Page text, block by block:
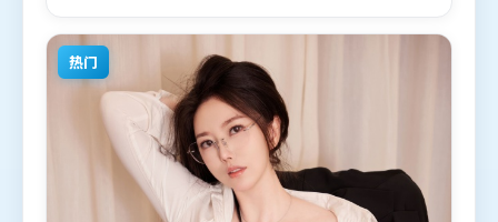
上线，适合喜欢科幻题材的观众观看。
热门